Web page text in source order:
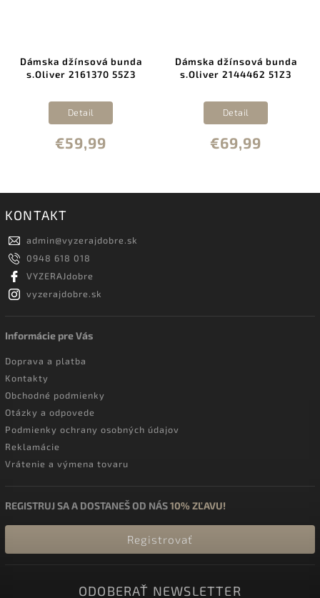
Dámska džínsová bunda
s.Oliver 2161370 55Z3
€59,99
Detail
Dámska džínsová bunda
s.Oliver 2144462 51Z3
€69,99
Detail
KONTAKT
admin@vyzerajdobre.sk
0948 618 018
VYZERAJdobre
vyzerajdobre.sk
Informácie pre Vás
Doprava a platba
Kontakty
Obchodné podmienky
Otázky a odpovede
Podmienky ochrany osobných údajov
Reklamácie
Vrátenie a výmena tovaru
REGISTRUJ SA A DOSTANEŠ OD NÁS10% ZĽAVU!
Registrovať
ODOBERAŤ NEWSLETTER